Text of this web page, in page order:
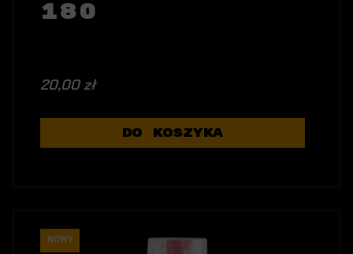
180
20,00 zł
DO KOSZYKA
NOWY